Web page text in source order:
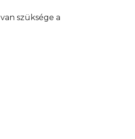
szüksége a